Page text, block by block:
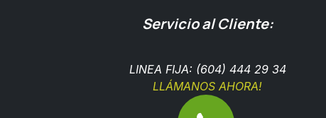
Servicio al Cliente:
LINEA FIJA: (604) 444 29 34
LLÁMANOS AHORA!